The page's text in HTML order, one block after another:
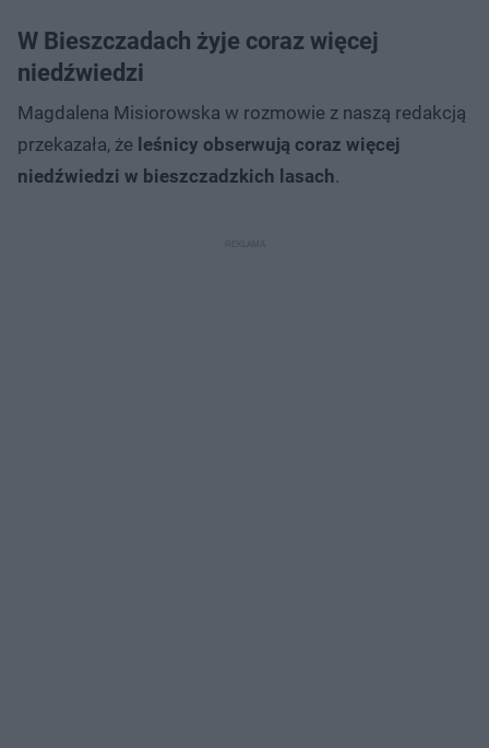
W Bieszczadach żyje coraz więcej
niedźwiedzi
Magdalena Misiorowska w rozmowie z naszą redakcją
przekazała, że leśnicy obserwują coraz więcej
niedźwiedzi w bieszczadzkich lasach.